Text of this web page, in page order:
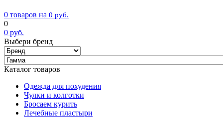
0 товаров на 0 руб.
0
0 руб.
Выбери бренд
Каталог товаров
Одежда для похудения
Чулки и колготки
Бросаем курить
Лечебные пластыри